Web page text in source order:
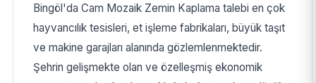
Bingöl'da Cam Mozaik Zemin Kaplama talebi en çok
hayvancılık tesisleri, et işleme fabrikaları, büyük taşıt
ve makine garajları alanında gözlemlenmektedir.
Şehrin gelişmekte olan ve özelleşmiş ekonomik